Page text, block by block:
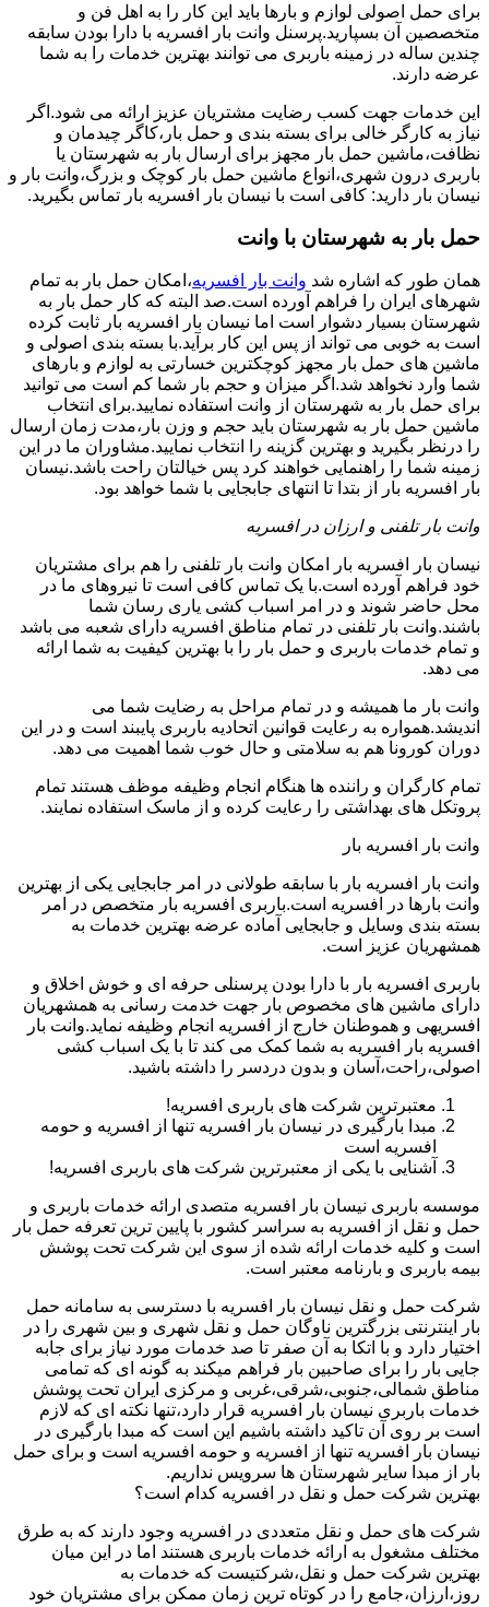
برای حمل اصولی لوازم و بارها باید این کار را به اهل فن و
متخصصین آن بسپارید.پرسنل وانت بار افسریه با دارا بودن سابقه
چندین ساله در زمینه باربری می توانند بهترین خدمات را به شما
عرضه دارند.
این خدمات جهت کسب رضایت مشتریان عزیز ارائه می شود.اگر
نیاز به کارگر خالی برای بسته بندی و حمل بار،کاگر چیدمان و
نظافت،ماشین حمل بار مجهز برای ارسال بار به شهرستان یا
باربری درون شهری،انواع ماشین حمل بار کوچک و بزرگ،وانت بار و
نیسان بار دارید: کافی است با نیسان بار افسریه بار تماس بگیرید.
حمل بار به شهرستان با وانت
همان طور که اشاره شد وانت بار افسریه،امکان حمل بار به تمام
شهرهای ایران را فراهم آورده است.صد البته که کار حمل بار به
شهرستان بسیار دشوار است اما نیسان بار افسریه بار ثابت کرده
است به خوبی می تواند از پس این کار برآید.با بسته بندی اصولی و
ماشین های حمل بار مجهز کوچکترین خسارتی به لوازم و بارهای
شما وارد نخواهد شد.اگر میزان و حجم بار شما کم است می توانید
برای حمل بار به شهرستان از وانت استفاده نمایید.برای انتخاب
ماشین حمل بار به شهرستان باید حجم و وزن بار،مدت زمان ارسال
را درنظر بگیرید و بهترین گزینه را انتخاب نمایید.مشاوران ما در این
زمینه شما را راهنمایی خواهند کرد پس خیالتان راحت باشد.نیسان
بار افسریه بار از بتدا تا انتهای جابجایی با شما خواهد بود.
وانت بار تلفنی و ارزان در افسریه
نیسان بار افسریه بار امکان وانت بار تلفنی را هم برای مشتریان
خود فراهم آورده است.با یک تماس کافی است تا نیروهای ما در
محل حاضر شوند و در امر اسباب کشی یاری رسان شما
باشند.وانت بار تلفنی در تمام مناطق افسریه دارای شعبه می باشد
و تمام خدمات باربری و حمل بار را با بهترین کیفیت به شما ارائه
می دهد.
وانت بار ما همیشه و در تمام مراحل به رضایت شما می
اندیشد.همواره به رعایت قوانین اتحادیه باربری پایبند است و در این
دوران کورونا هم به سلامتی و حال خوب شما اهمیت می دهد.
تمام کارگران و راننده ها هنگام انجام وظیفه موظف هستند تمام
پروتکل های بهداشتی را رعایت کرده و از ماسک استفاده نمایند.
وانت بار افسریه بار
وانت بار افسریه بار با سابقه طولانی در امر جابجایی یکی از بهترین
وانت بارها در افسریه است.باربری افسریه بار متخصص در امر
بسته بندی وسایل و جابجایی آماده عرضه بهترین خدمات به
همشهریان عزیز است.
باربری افسریه بار با دارا بودن پرسنلی حرفه ای و خوش اخلاق و
دارای ماشین های مخصوص بار جهت خدمت رسانی به همشهریان
افسریهی و هموطنان خارج از افسریه انجام وظیفه نماید.وانت بار
افسریه بار افسریه به شما کمک می کند تا با یک اسباب کشی
اصولی،راحت،آسان و بدون دردسر را داشته باشید.
معتبرترین شرکت های باربری افسریه!
مبدا بارگیری در نیسان بار افسریه تنها از افسریه و حومه
افسریه است
آشنایی با یکی از معتبرترین شرکت های باربری افسریه!
موسسه باربری نیسان بار افسریه متصدی ارائه خدمات باربری و
حمل و نقل از افسریه به سراسر کشور با پایین ترین تعرفه حمل بار
است و کلیه خدمات ارائه شده از سوی این شرکت تحت پوشش
بیمه باربری و بارنامه معتبر است.
شرکت حمل و نقل نیسان بار افسریه با دسترسی به سامانه حمل
بار اینترنتی بزرگترین ناوگان حمل و نقل شهری و بین شهری را در
اختیار دارد و با اتکا به آن صفر تا صد خدمات مورد نیاز برای جابه
جایی بار را برای صاحبین بار فراهم میکند به گونه ای که تمامی
مناطق شمالی،جنوبی،شرقی،غربی و مرکزی ایران تحت پوشش
خدمات باربری نیسان بار افسریه قرار دارد،تنها نکته ای که لازم
است بر روی آن تاکید داشته باشیم این است که مبدا بارگیری در
نیسان بار افسریه تنها از افسریه و حومه افسریه است و برای حمل
بار از مبدا سایر شهرستان ها سرویس نداریم.
بهترین شرکت حمل و نقل در افسریه کدام است؟
شرکت های حمل و نقل متعددی در افسریه وجود دارند که به طرق
مختلف مشغول به ارائه خدمات باربری هستند اما در این میان
بهترین شرکت حمل و نقل،شرکتیست که خدمات به
روز،ارزان،جامع را در کوتاه ترین زمان ممکن برای مشتریان خود